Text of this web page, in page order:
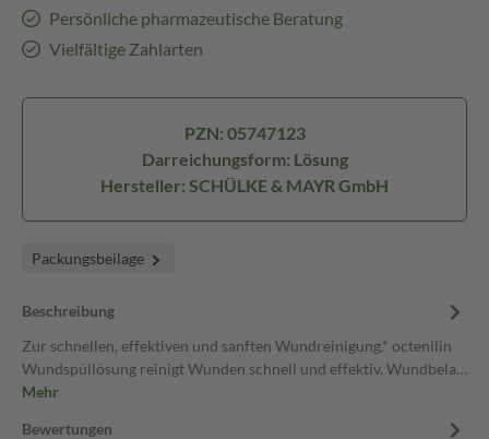
Persönliche pharmazeutische Beratung
Vielfältige Zahlarten
PZN: 05747123
Darreichungsform: Lösung
Hersteller: SCHÜLKE & MAYR GmbH
Packungsbeilage
Beschreibung
Zur schnellen, effektiven und sanften Wundreinigung.* octenilin
Wundspüllösung reinigt Wunden schnell und effektiv. Wundbela…
Mehr
Bewertungen